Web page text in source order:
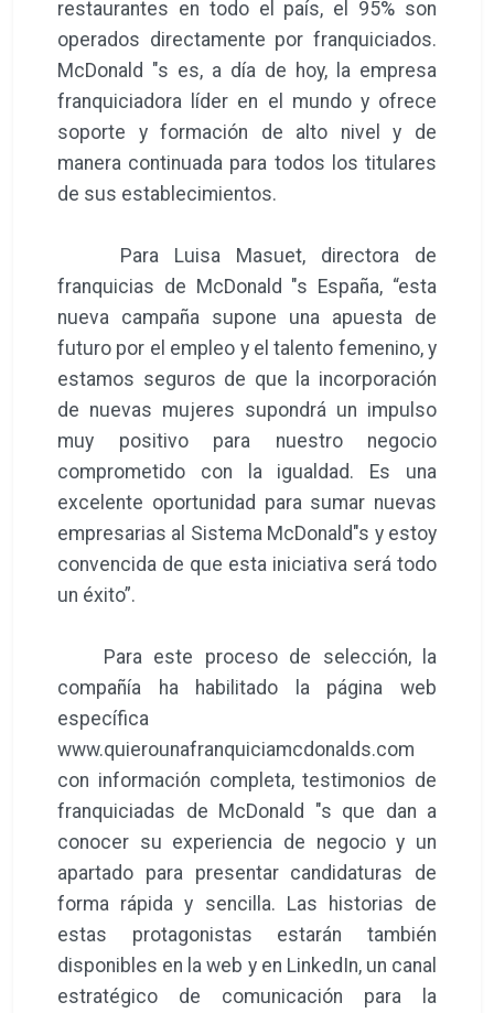
restaurantes en todo el país, el 95% son
operados directamente por franquiciados.
McDonald "s es, a día de hoy, la empresa
franquiciadora líder en el mundo y ofrece
soporte y formación de alto nivel y de
manera continuada para todos los titulares
de sus establecimientos.
Para Luisa Masuet, directora de
franquicias de McDonald "s España, “esta
nueva campaña supone una apuesta de
futuro por el empleo y el talento femenino, y
estamos seguros de que la incorporación
de nuevas mujeres supondrá un impulso
muy positivo para nuestro negocio
comprometido con la igualdad. Es una
excelente oportunidad para sumar nuevas
empresarias al Sistema McDonald"s y estoy
convencida de que esta iniciativa será todo
un éxito”.
Para este proceso de selección, la
compañía ha habilitado la página web
específica
www.quierounafranquiciamcdonalds.com
con información completa, testimonios de
franquiciadas de McDonald "s que dan a
conocer su experiencia de negocio y un
apartado para presentar candidaturas de
forma rápida y sencilla. Las historias de
estas protagonistas estarán también
disponibles en la web y en LinkedIn, un canal
estratégico de comunicación para la